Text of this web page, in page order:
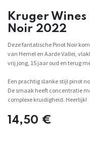
Kruger
Noir 2022
Deze fantatische Pinot Noir
van Hemel en Aarde Vallei,
vrij jong, 15 jaar oud en terug
Een prachtig slanke stijl pinot
De smaak heeft concentratie
complexe kruidigheid. Heerlijk!
14,50 €